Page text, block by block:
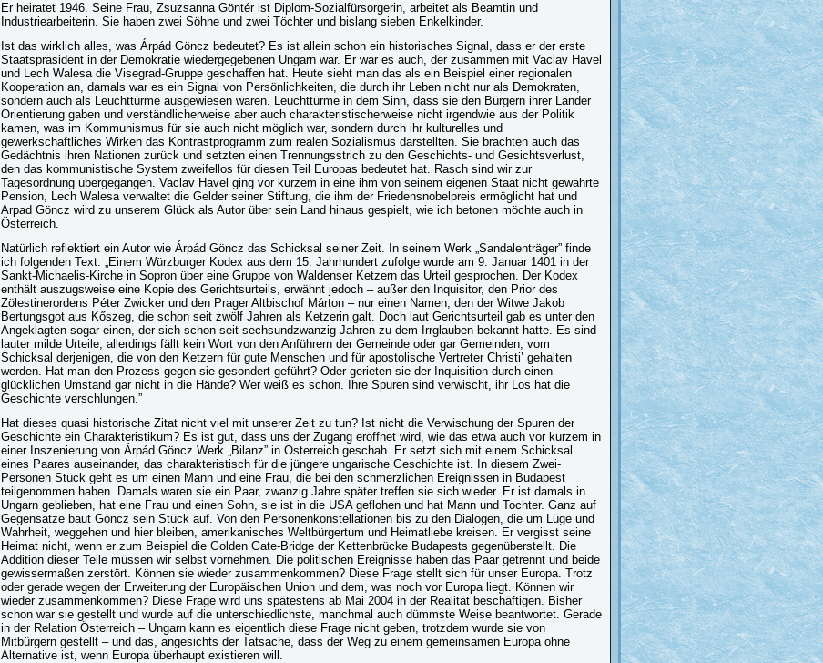
Er heiratet 1946. Seine Frau, Zsuzsanna Göntér ist Diplom-Sozialfürsorgerin, arbeitet als Beamtin und
Industriearbeiterin. Sie haben zwei Söhne und zwei Töchter und bislang sieben Enkelkinder.
Ist das wirklich alles, was Árpád Göncz bedeutet? Es ist allein schon ein historisches Signal, dass er der erste
Staatspräsident in der Demokratie wiedergegebenen Ungarn war. Er war es auch, der zusammen mit Vaclav Havel
und Lech Walesa die Visegrad-Gruppe geschaffen hat. Heute sieht man das als ein Beispiel einer regionalen
Kooperation an, damals war es ein Signal von Persönlichkeiten, die durch ihr Leben nicht nur als Demokraten,
sondern auch als Leuchttürme ausgewiesen waren. Leuchttürme in dem Sinn, dass sie den Bürgern ihrer Länder
Orientierung gaben und verständlicherweise aber auch charakteristischerweise nicht irgendwie aus der Politik
kamen, was im Kommunismus für sie auch nicht möglich war, sondern durch ihr kulturelles und
gewerkschaftliches Wirken das Kontrastprogramm zum realen Sozialismus darstellten. Sie brachten auch das
Gedächtnis ihren Nationen zurück und setzten einen Trennungsstrich zu den Geschichts- und Gesichtsverlust,
den das kommunistische System zweifellos für diesen Teil Europas bedeutet hat. Rasch sind wir zur
Tagesordnung übergegangen. Vaclav Havel ging vor kurzem in eine ihm von seinem eigenen Staat nicht gewährte
Pension, Lech Walesa verwaltet die Gelder seiner Stiftung, die ihm der Friedensnobelpreis ermöglicht hat und
Arpad Göncz wird zu unserem Glück als Autor über sein Land hinaus gespielt, wie ich betonen möchte auch in
Österreich.
Natürlich reflektiert ein Autor wie Árpád Göncz das Schicksal seiner Zeit. In seinem Werk „Sandalenträger” finde
ich folgenden Text: „Einem Würzburger Kodex aus dem 15. Jahrhundert zufolge wurde am 9. Januar 1401 in der
Sankt-Michaelis-Kirche in Sopron über eine Gruppe von Waldenser Ketzern das Urteil gesprochen. Der Kodex
enthält auszugsweise eine Kopie des Gerichtsurteils, erwähnt jedoch – außer den Inquisitor, den Prior des
Zölestinerordens Péter Zwicker und den Prager Altbischof Márton – nur einen Namen, den der Witwe Jakob
Bertungsgot aus Kőszeg, die schon seit zwölf Jahren als Ketzerin galt. Doch laut Gerichtsurteil gab es unter den
Angeklagten sogar einen, der sich schon seit sechsundzwanzig Jahren zu dem Irrglauben bekannt hatte. Es sind
lauter milde Urteile, allerdings fällt kein Wort von den Anführern der Gemeinde oder gar Gemeinden, vom
Schicksal derjenigen, die von den Ketzern für gute Menschen und für apostolische Vertreter Christi’ gehalten
werden. Hat man den Prozess gegen sie gesondert geführt? Oder gerieten sie der Inquisition durch einen
glücklichen Umstand gar nicht in die Hände? Wer weiß es schon. Ihre Spuren sind verwischt, ihr Los hat die
Geschichte verschlungen.”
Hat dieses quasi historische Zitat nicht viel mit unserer Zeit zu tun? Ist nicht die Verwischung der Spuren der
Geschichte ein Charakteristikum? Es ist gut, dass uns der Zugang eröffnet wird, wie das etwa auch vor kurzem in
einer Inszenierung von Árpád Göncz Werk „Bilanz” in Österreich geschah. Er setzt sich mit einem Schicksal
eines Paares auseinander, das charakteristisch für die jüngere ungarische Geschichte ist. In diesem Zwei-
Personen Stück geht es um einen Mann und eine Frau, die bei den schmerzlichen Ereignissen in Budapest
teilgenommen haben. Damals waren sie ein Paar, zwanzig Jahre später treffen sie sich wieder. Er ist damals in
Ungarn geblieben, hat eine Frau und einen Sohn, sie ist in die USA geflohen und hat Mann und Tochter. Ganz auf
Gegensätze baut Göncz sein Stück auf. Von den Personenkonstellationen bis zu den Dialogen, die um Lüge und
Wahrheit, weggehen und hier bleiben, amerikanisches Weltbürgertum und Heimatliebe kreisen. Er vergisst seine
Heimat nicht, wenn er zum Beispiel die Golden Gate-Bridge der Kettenbrücke Budapests gegenüberstellt. Die
Addition dieser Teile müssen wir selbst vornehmen. Die politischen Ereignisse haben das Paar getrennt und beide
gewissermaßen zerstört. Können sie wieder zusammenkommen? Diese Frage stellt sich für unser Europa. Trotz
oder gerade wegen der Erweiterung der Europäischen Union und dem, was noch vor Europa liegt. Können wir
wieder zusammenkommen? Diese Frage wird uns spätestens ab Mai 2004 in der Realität beschäftigen. Bisher
schon war sie gestellt und wurde auf die unterschiedlichste, manchmal auch dümmste Weise beantwortet. Gerade
in der Relation Österreich – Ungarn kann es eigentlich diese Frage nicht geben, trotzdem wurde sie von
Mitbürgern gestellt – und das, angesichts der Tatsache, dass der Weg zu einem gemeinsamen Europa ohne
Alternative ist, wenn Europa überhaupt existieren will.